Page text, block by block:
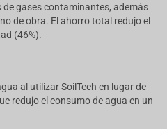
gases contaminantes, además
de obra. El ahorro total redujo el
(46%).
al utilizar SoilTech en lugar de
redujo el consumo de agua en un